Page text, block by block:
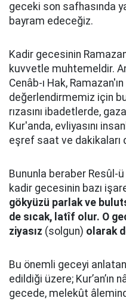
geceki son safhasında
bayram edeceğiz.
Kadir gecesinin
kuvvetle muhtemeldir.
Cenâb-ı Hak,
değerlendirmemiz için
rızasını ibadetlerde,
Kur'anda, evliyasını
eşref saat ve dakikaları
Bununla beraber Resûl-
kadir gecesinin bazı
gökyüzü parlak ve
de sıcak, latîf olur. O
ziyasız (solgun) olarak
Bu önemli geceyi
edildiği üzere; Kur’an’ın
gecede, melekût